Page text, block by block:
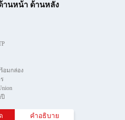
านหน้า ด้านหลัง
อมกล่อง
คําอธิบาย